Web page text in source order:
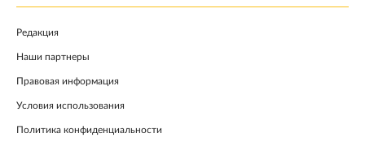
Редакция
Наши партнеры
Правовая информация
Условия использования
Политика конфиденциальности